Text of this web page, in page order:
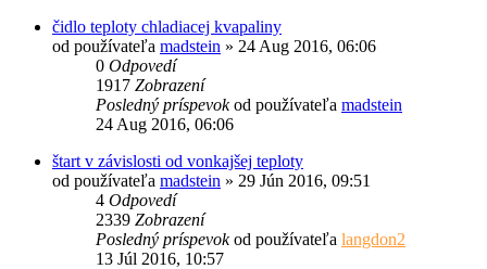
čidlo teploty chladiacej kvapaliny
od používateľa madstein » 24 Aug 2016, 06:06
0 Odpovedí
1917 Zobrazení
Posledný príspevokod používateľa madstein
24 Aug 2016, 06:06
štart v závislosti od vonkajšej teploty
od používateľa madstein » 29 Jún 2016, 09:51
4 Odpovedí
2339 Zobrazení
Posledný príspevokod používateľa langdon2
13 Júl 2016, 10:57